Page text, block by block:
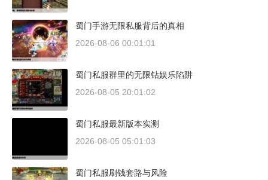
蜀门手游无限私服背后的真相
2026-08-06 00:01:01
蜀门私服群里的无限钻娱乐陷阱
2026-08-05 20:01:02
蜀门私服最新版本实测
2026-08-05 05:01:03
蜀门私服刷钱套路与风险